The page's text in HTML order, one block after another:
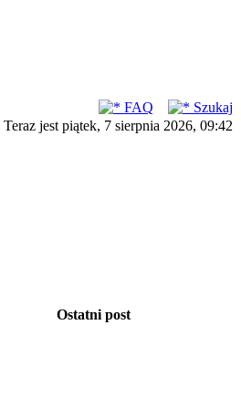
FAQ
Szukaj
Teraz jest piątek, 7 sierpnia 2026, 09:42
Ostatni post